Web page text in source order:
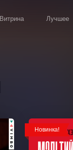
Витрина Лучшее
Новинка!